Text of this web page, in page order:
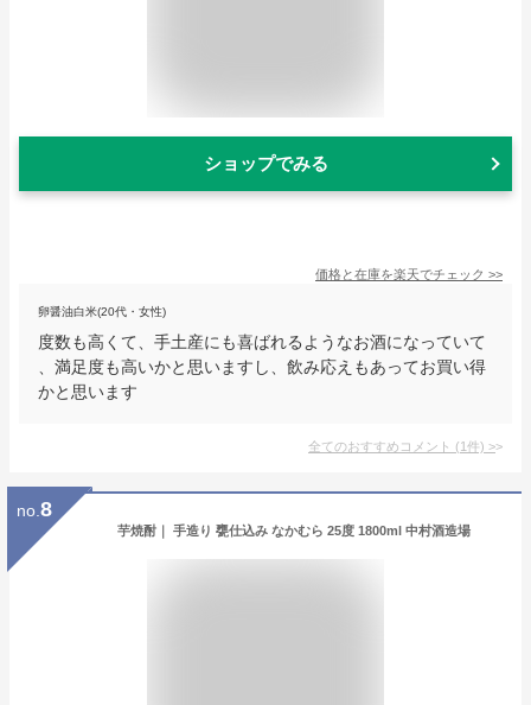
ショップでみる
価格と在庫を楽天でチェック >>
卵醤油白米(20代・女性)
度数も高くて、手土産にも喜ばれるようなお酒になっていて
、満足度も高いかと思いますし、飲み応えもあってお買い得
かと思います
全てのおすすめコメント (1件) >
no. 8
芋焼酎｜ 手造り 甕仕込み なかむら 25度 1800ml 中村酒造場